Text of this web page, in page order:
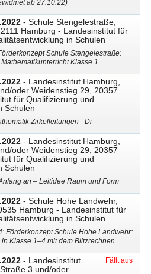
ab 27.10.22)
- Schule Stengelestraße,
Hamburg - Landesinstitut für
in Schulen
Schule Stengelestraße:
Klasse 1
- Landesinstitut Hamburg,
oder Weidenstieg 29, 20357
für Qualifizierung und
Schulen
Zirkelleitungen - Di
- Landesinstitut Hamburg,
oder Weidenstieg 29, 20357
für Qualifizierung und
Schulen
an – Leitidee Raum und Form
- Schule Hohe Landwehr,
Hamburg - Landesinstitut für
in Schulen
Förderkonzept Schule Hohe Landwehr:
Klasse 1–4 mit dem Blitzrechnen
- Landesinstitut
3 und/oder
Fällt aus